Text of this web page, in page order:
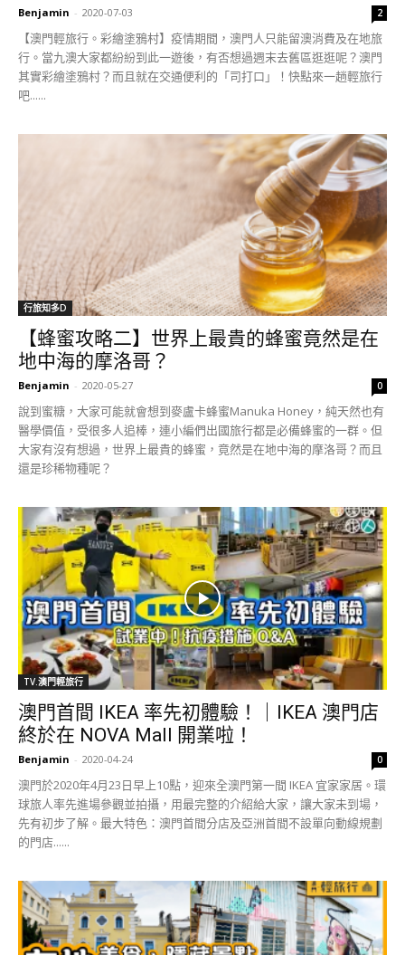
Benjamin - 2020-07-03 2
【澳門輕旅行。彩繪塗鴉村】疫情期間，澳門人只能留澳消費及在地旅
行。當九澳大家都紛紛到此一遊後，有否想過週末去舊區逛逛呢？澳門
其實彩繪塗鴉村？而且就在交通便利的「司打口」！快點來一趟輕旅行
吧......
行旅知多D
【蜂蜜攻略二】世界上最貴的蜂蜜竟然是在
地中海的摩洛哥？
Benjamin - 2020-05-27 0
說到蜜糖，大家可能就會想到麥盧卡蜂蜜Manuka Honey，純天然也有
醫學價值，受很多人追棒，連小編們出國旅行都是必備蜂蜜的一群。但
大家有沒有想過，世界上最貴的蜂蜜，竟然是在地中海的摩洛哥？而且
還是珍稀物種呢？
TV.澳門輕旅行
澳門首間 IKEA 率先初體驗！｜IKEA 澳門店
終於在 NOVA Mall 開業啦！
Benjamin - 2020-04-24 0
澳門於2020年4月23日早上10點，迎來全澳門第一間 IKEA 宜家家居。環
球旅人率先進場參觀並拍攝，用最完整的介紹給大家，讓大家未到場，
先有初步了解。最大特色：澳門首間分店及亞洲首間不設單向動線規劃
的門店......